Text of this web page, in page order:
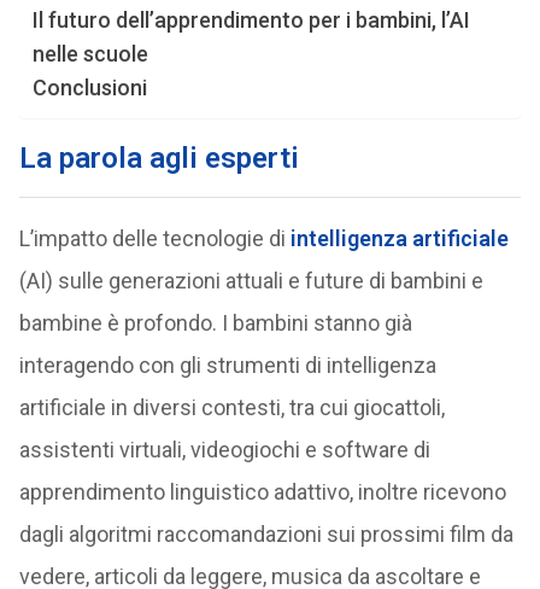
Il futuro dell’apprendimento per i bambini, l’AI
nelle scuole
Conclusioni
La parola agli esperti
L’impatto delle tecnologie di intelligenza artificiale
(AI) sulle generazioni attuali e future di bambini e
bambine è profondo. I bambini stanno già
interagendo con gli strumenti di intelligenza
artificiale in diversi contesti, tra cui giocattoli,
assistenti virtuali, videogiochi e software di
apprendimento linguistico adattivo, inoltre ricevono
dagli algoritmi raccomandazioni sui prossimi film da
vedere, articoli da leggere, musica da ascoltare e